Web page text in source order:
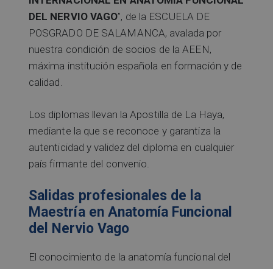
DEL NERVIO VAGO”, de la ESCUELA DE
POSGRADO DE SALAMANCA, avalada por
nuestra condición de socios de la AEEN,
máxima institución española en formación y de
calidad.
Los diplomas llevan la Apostilla de La Haya,
mediante la que se reconoce y garantiza la
autenticidad y validez del diploma en cualquier
país firmante del convenio.
Salidas profesionales de la
Maestría en Anatomía Funcional
del Nervio Vago
El conocimiento de la anatomía funcional del